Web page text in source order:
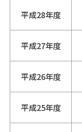
平成28年度
平成27年度
平成26年度
平成25年度